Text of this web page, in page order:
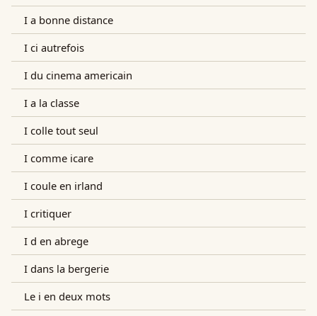
I a bonne distance
I ci autrefois
I du cinema americain
I a la classe
I colle tout seul
I comme icare
I coule en irland
I critiquer
I d en abrege
I dans la bergerie
Le i en deux mots